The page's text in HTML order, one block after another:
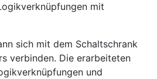
mit
sich mit dem Schaltschrank
verbinden. Die erarbeiteten
und